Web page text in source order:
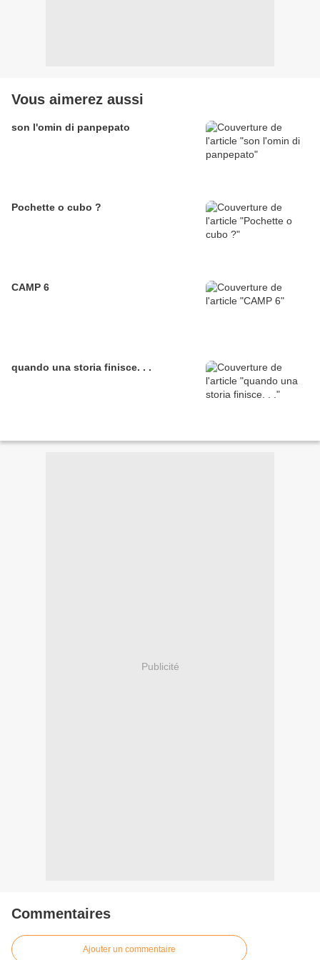
Vous aimerez aussi
son l'omin di panpepato
Pochette o cubo ?
CAMP 6
quando una storia finisce. . .
Publicité
Commentaires
Ajouter un commentaire